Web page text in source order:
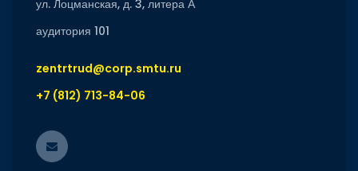
ул. Лоцманская, д. 3, литера А
аудитория 101
zentrtrud@corp.smtu.ru
+7 (812) 713-84-06